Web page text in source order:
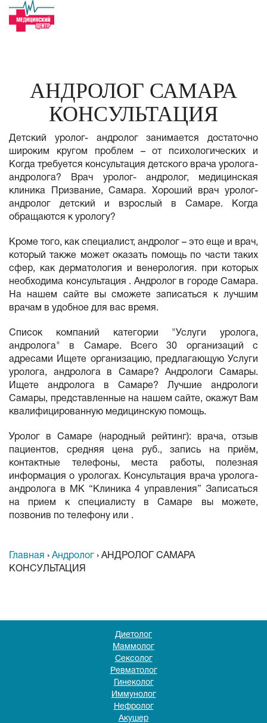
АНДРОЛОГ САМАРА
КОНСУЛЬТАЦИЯ
Детский уролог- андролог занимается достаточно
широким кругом проблем – от психологических и
Когда требуется консультация детского врача уролога-
андролога? Врач уролог- андролог, медицинская
клиника Призвание, Самара. Хороший врач уролог-
андролог детский и взрослый в Самаре. Когда
обращаются к урологу?
Кроме того, как специалист, андролог – это еще и врач,
который также может оказать помощь по части таких
сфер, как дерматология и венерология. при которых
необходима консультация . Андролог в городе Самара.
На нашем сайте вы сможете записаться к лучшим
врачам в удобное для вас время.
Список компаний категории "Услуги уролога,
андролога" в Самаре. Всего 30 организаций с
адресами Ищете организацию, предлагающую Услуги
уролога, андролога в Самаре? Андрологи Самары.
Ищете андролога в Самаре? Лучшие андрологи
Самары, представленные на нашем сайте, окажут Вам
квалифицированную медицинскую помощь.
Уролог в Самаре (народный рейтинг): врача, отзыв
пациентов, средняя цена руб., запись на приём,
контактные телефоны, места работы, полезная
информация о урологах. Консультация врача уролога-
андролога в МК “Клиника 4 управления” Записаться
на прием к специалисту в Самаре вы можете,
позвонив по телефону или .
Главная › Андролог › АНДРОЛОГ САМАРА
КОНСУЛЬТАЦИЯ
Диетолог
Маммолог
Сексолог
Ревматолог
Гинеколог
Иммунолог
Нефролог
Акушер